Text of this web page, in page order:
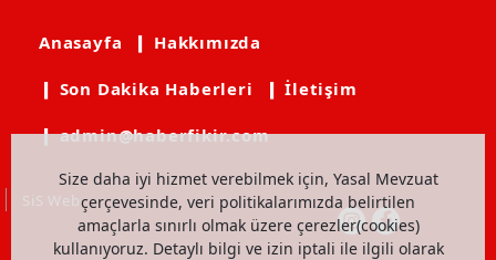
Size daha iyi hizmet verebilmek için, Yasal Mevzuat
çerçevesinde, veri politikalarımızda belirtilen
amaçlarla sınırlı olmak üzere çerezler(cookies)
kullanıyoruz. Detaylı bilgi ve izin iptali ile ilgili olarak
Anasayfa ❙ Hakkımızda
❙ Son Dakika Haberleri ❙ İletişim
❙ admin@haberfikir.com
SiS Web